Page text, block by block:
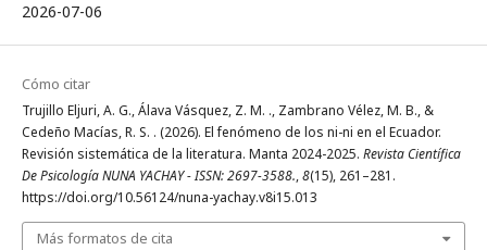
2026-07-06
Cómo citar
Trujillo Eljuri, A. G., Álava Vásquez, Z. M. ., Zambrano Vélez, M. B., &
Cedeño Macías, R. S. . (2026). El fenómeno de los ni-ni en el Ecuador.
Revisión sistemática de la literatura. Manta 2024-2025. Revista Científica
De Psicología NUNA YACHAY - ISSN: 2697-3588.,8(15), 261–281.
https://doi.org/10.56124/nuna-yachay.v8i15.013
Más formatos de cita